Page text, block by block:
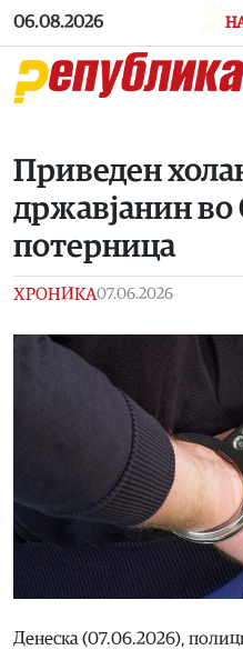
Skip to main content
06.08.2026
Приведен
државјанин во
потерница
ХРОНИКА07.06.2026
Денеска (07.06.2026),